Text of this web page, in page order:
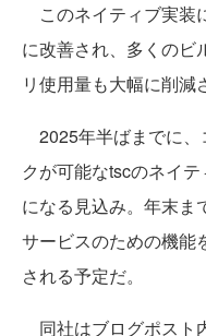
このネイティブ実装
に改善され、多くのビ
リ使用量も大幅に削減
2025年半ばまでに、
クが可能なtscのネイ
になる見込み。年末ま
サービスのための機能
される予定だ。
同社はブログポスト